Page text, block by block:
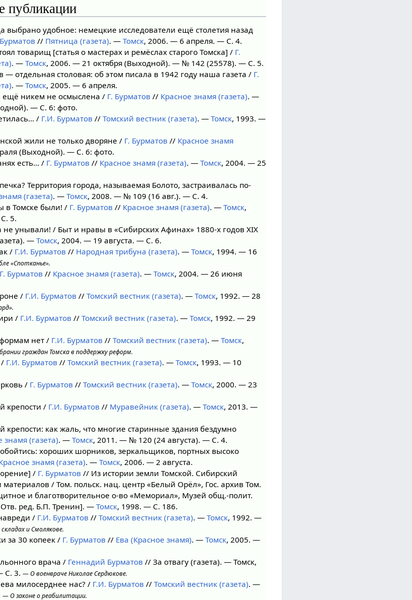
публикации
выбрано удобное: немецкие исследователи ещё столетия назад
// Пятница (газета). — Томск, 2006. — 6 апреля. — С. 4.
товарищ [статья о мастерах и ремёслах старого Томска] / Г.
. — Томск, 2006. — 21 октября (Выходной). — № 142 (25578). — С. 5.
— отдельная столовая: об этом писала в 1942 году наша газета / Г.
. — Томск, 2005. — 6 апреля.
ещё никем не осмыслена / Г. Бурматов // Красное знамя (газета). —
— С. 6: фото.
/ Г.И. Бурматов // Томский вестник (газета). — Томск, 1993. —
жили не только дворяне / Г. Бурматов // Красное знамя
(Выходной). — С. 6: фото.
есть… / Г. Бурматов // Красное знамя (газета). — Томск, 2004. — 25
Территория города, называемая Болото, застраивалась по-
(газета). — Томск, 2008. — № 109 (16 авг.). — С. 4.
в Томске были! / Г. Бурматов // Красное знамя (газета). — Томск,
5.
не унывали! / Быт и нравы в «Сибирских Афинах» 1880-х годов XIX
—Томск, 2004. — 19 августа. — С. 6.
/ Г.И. Бурматов // Народная трибуна (газета). — Томск, 1994. — 16
«Спотканье».
Г. Бурматов // Красное знамя (газета). — Томск, 2004. — 26 июня
/ Г.И. Бурматов // Томский вестник (газета). — Томск, 1992. — 28
/ Г.И. Бурматов // Томский вестник (газета). — Томск, 1992. — 29
нет / Г.И. Бурматов // Томский вестник (газета). — Томск,
граждан Томска в поддержку реформ.
/ Г.И. Бурматов // Томский вестник (газета). — Томск, 1993. — 10
/ Г. Бурматов // Томский вестник (газета). — Томск, 2000. — 23
крепости / Г.И. Бурматов // Муравейник (газета). — Томск, 2013. —
как жаль, что многие старинные здания бездумно
знамя (газета). — Томск, 2011. — № 120 (24 августа). — С. 4.
хороших шорников, зеркальщиков, портных высоко
знамя (газета). — Томск, 2006. — 2 августа.
/ Г. Бурматов // Из истории земли Томской. Сибирский
материалов / Том. польск. нац. центр «Белый Орёл», Гос. архив Том.
и благотворительное о-во «Мемориал», Музей общ.-полит.
Отв. ред. Б.П. Тренин]. — Томск, 1998. — С. 186.
/ Г.И. Бурматов // Томский вестник (газета). — Томск, 1992. —
и Смолякове.
за 30 копеек / Г. Бурматов // Ева (Красное знамя). — Томск, 2005. —
врача / Геннадий Бурматов // За отвагу (газета). — Томск,
С. 3. — О военвраче Николае Сердюкове.
милосерднее нас? / Г.И. Бурматов // Томский вестник (газета). —
— О законе о реабилитации.